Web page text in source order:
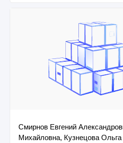
Смирнов Евгений
Михайловна, Кузнецова Ольга